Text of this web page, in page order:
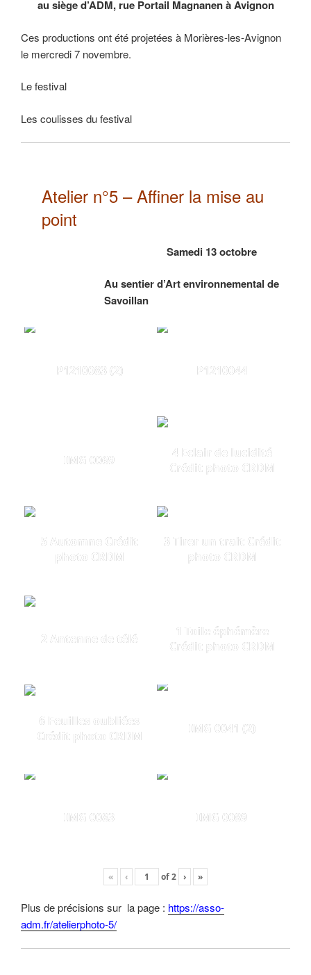
au siège d’ADM, rue Portail Magnanen à Avignon
Ces productions ont été projetées à Morières-les-Avignon
le mercredi 7 novembre.
Le festival
Les coulisses du festival
Atelier n°5 – Affiner la mise au
point
Samedi 13 octobre
Au sentier d’Art environnemental de
Savoillan
P1210083 (2) P1210044
IMG 0069
4 Eclair de lucidité
Crédit photo CRDM
5 Automne Crédit
photo CRDM
3 Tirer un trait Crédit
photo CRDM
2 Antenne de télé
1 Toile éphémère
Crédit photo CRDM
6 Feuilles oubliées
Crédit photo CRDM
IMG 0041 (2)
IMG 0083 IMG 0089
« ‹ of2 › »
Plus de précisions sur la page : https://asso-
adm.fr/atelierphoto-5/